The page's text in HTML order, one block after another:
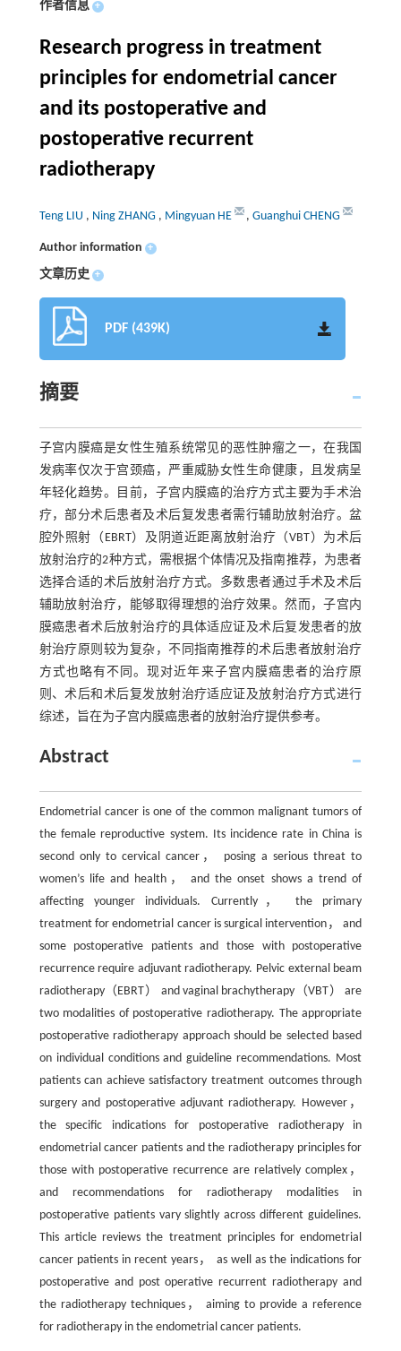
作者信息 +
Research progress in treatment
principles for endometrial cancer
and its postoperative and
postoperative recurrent
radiotherapy
Teng LIU , Ning ZHANG , Mingyuan HE , Guanghui CHENG
Author information +
文章历史 +
PDF (439K)
摘要
子宫内膜癌是女性生殖系统常见的恶性肿瘤之一，在我国
发病率仅次于宫颈癌，严重威胁女性生命健康，且发病呈
年轻化趋势。目前，子宫内膜癌的治疗方式主要为手术治
疗，部分术后患者及术后复发患者需行辅助放射治疗。盆
腔外照射（EBRT）及阴道近距离放射治疗（VBT）为术后
放射治疗的2种方式，需根据个体情况及指南推荐，为患者
选择合适的术后放射治疗方式。多数患者通过手术及术后
辅助放射治疗，能够取得理想的治疗效果。然而，子宫内
膜癌患者术后放射治疗的具体适应证及术后复发患者的放
射治疗原则较为复杂，不同指南推荐的术后患者放射治疗
方式也略有不同。现对近年来子宫内膜癌患者的治疗原
则、术后和术后复发放射治疗适应证及放射治疗方式进行
综述，旨在为子宫内膜癌患者的放射治疗提供参考。
Abstract
Endometrial cancer is one of the common malignant tumors of
the female reproductive system. Its incidence rate in China is
second only to cervical cancer， posing a serious threat to
women’s life and health， and the onset shows a trend of
affecting younger individuals. Currently， the primary
treatment for endometrial cancer is surgical intervention， and
some postoperative patients and those with postoperative
recurrence require adjuvant radiotherapy. Pelvic external beam
radiotherapy（EBRT） and vaginal brachytherapy（VBT） are
two modalities of postoperative radiotherapy. The appropriate
postoperative radiotherapy approach should be selected based
on individual conditions and guideline recommendations. Most
patients can achieve satisfactory treatment outcomes through
surgery and postoperative adjuvant radiotherapy. However，
the specific indications for postoperative radiotherapy in
endometrial cancer patients and the radiotherapy principles for
those with postoperative recurrence are relatively complex，
and recommendations for radiotherapy modalities in
postoperative patients vary slightly across different guidelines.
This article reviews the treatment principles for endometrial
cancer patients in recent years， as well as the indications for
postoperative and post operative recurrent radiotherapy and
the radiotherapy techniques， aiming to provide a reference
for radiotherapy in the endometrial cancer patients.